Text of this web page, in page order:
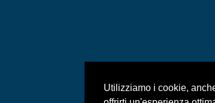
Utilizziamo i cookie,